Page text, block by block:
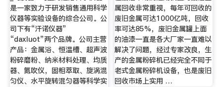
是一家致力于研发销售通用科学
仪器等实验设备的综合公司。公
司下有“汗诺仪器”
“daxluot”两个品牌。公司主营
产品：金属浴、恒温槽、超声波
粉碎磨粉、纳米材料处理、均质
器、氮吹仪，固相萃取、旋涡混
匀仪、水平旋转混匀器等科学实
属回收非常重视，每年可回收的
废旧金属可达1000亿吨，回收
率可达85%，废旧金属罐上面
的油漆一直是各大厂家一直难以
解决了问题，经过专家改良，生
产的金属粉碎机已经完全不同于
老式金属粉碎机设备，也是废旧
回收市场上实用 …